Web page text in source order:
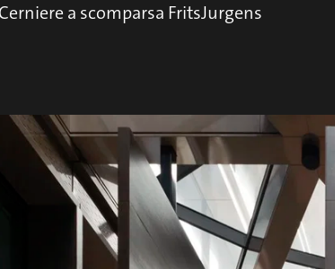
Cerniere a scomparsa FritsJurgens